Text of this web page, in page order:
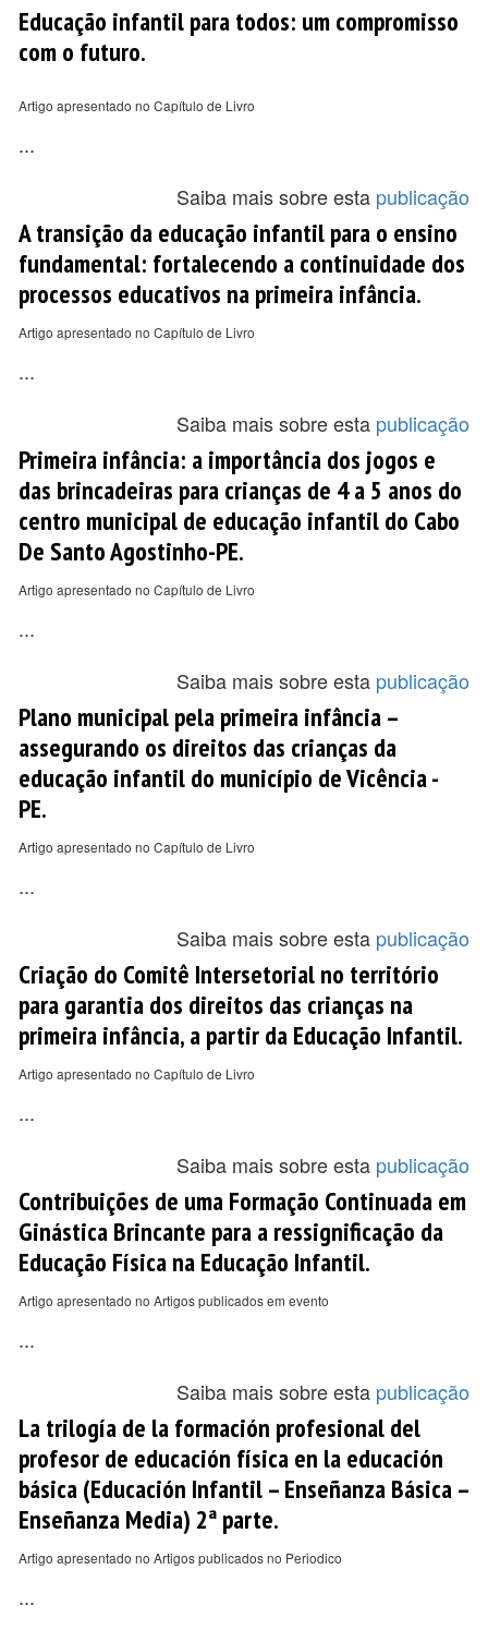
Educação infantil para todos: um compromisso
com o futuro.
Artigo apresentado no Capítulo de Livro
...
Saiba mais sobre esta publicação
A transição da educação infantil para o ensino
fundamental: fortalecendo a continuidade dos
processos educativos na primeira infância.
Artigo apresentado no Capítulo de Livro
...
Saiba mais sobre esta publicação
Primeira infância: a importância dos jogos e
das brincadeiras para crianças de 4 a 5 anos do
centro municipal de educação infantil do Cabo
De Santo Agostinho-PE.
Artigo apresentado no Capítulo de Livro
...
Saiba mais sobre esta publicação
Plano municipal pela primeira infância –
assegurando os direitos das crianças da
educação infantil do município de Vicência -
PE.
Artigo apresentado no Capítulo de Livro
...
Saiba mais sobre esta publicação
Criação do Comitê Intersetorial no território
para garantia dos direitos das crianças na
primeira infância, a partir da Educação Infantil.
Artigo apresentado no Capítulo de Livro
...
Saiba mais sobre esta publicação
Contribuições de uma Formação Continuada em
Ginástica Brincante para a ressignificação da
Educação Física na Educação Infantil.
Artigo apresentado no Artigos publicados em evento
...
Saiba mais sobre esta publicação
La trilogía de la formación profesional del
profesor de educación física en la educación
básica (Educación Infantil – Enseñanza Básica –
Enseñanza Media) 2ª parte.
Artigo apresentado no Artigos publicados no Periodico
...